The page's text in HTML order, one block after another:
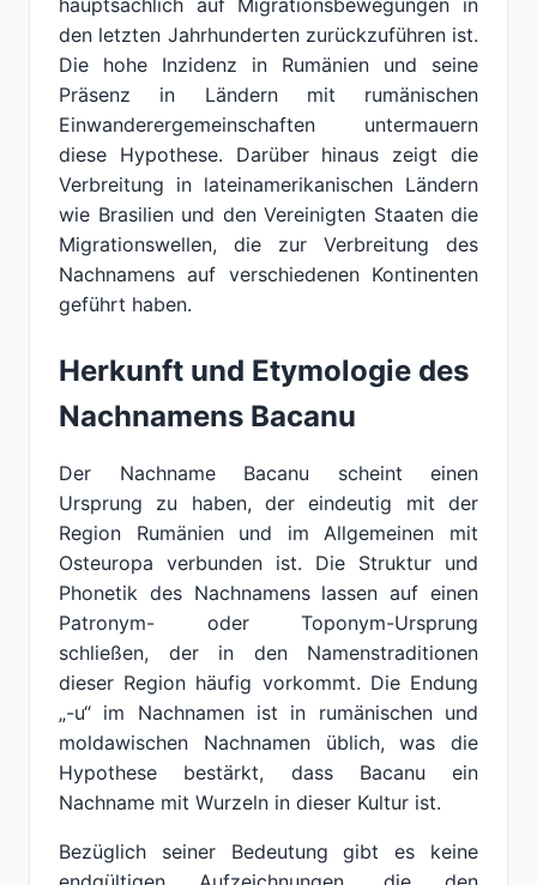
hauptsächlich auf Migrationsbewegungen in
den letzten Jahrhunderten zurückzuführen ist.
Die hohe Inzidenz in Rumänien und seine
Präsenz in Ländern mit rumänischen
Einwanderergemeinschaften untermauern
diese Hypothese. Darüber hinaus zeigt die
Verbreitung in lateinamerikanischen Ländern
wie Brasilien und den Vereinigten Staaten die
Migrationswellen, die zur Verbreitung des
Nachnamens auf verschiedenen Kontinenten
geführt haben.
Herkunft und Etymologie des
Nachnamens Bacanu
Der Nachname Bacanu scheint einen
Ursprung zu haben, der eindeutig mit der
Region Rumänien und im Allgemeinen mit
Osteuropa verbunden ist. Die Struktur und
Phonetik des Nachnamens lassen auf einen
Patronym- oder Toponym-Ursprung
schließen, der in den Namenstraditionen
dieser Region häufig vorkommt. Die Endung
„-u“ im Nachnamen ist in rumänischen und
moldawischen Nachnamen üblich, was die
Hypothese bestärkt, dass Bacanu ein
Nachname mit Wurzeln in dieser Kultur ist.
Bezüglich seiner Bedeutung gibt es keine